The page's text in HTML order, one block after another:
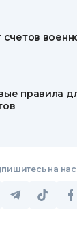
счетов
правила
на нас